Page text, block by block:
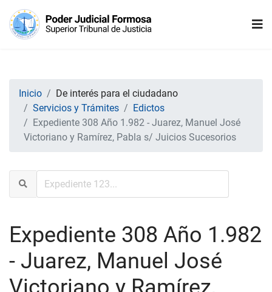
Inicio
De interés para el ciudadano
Servicios y Trámites
Edictos
Expediente 308 Año 1.982 - Juarez, Manuel José
Victoriano y Ramírez, Pabla s/ Juicios Sucesorios
Expediente 308 Año 1.982
- Juarez, Manuel José